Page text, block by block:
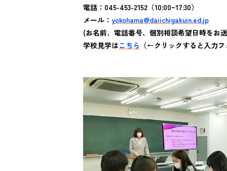
電話：045-453-2152（10:00~17:30）
メール： yokohama@daiichigakuin.ed.jp
(お名前、電話番号、個別相談希望日時をお
学校見学はこちら （←クリックすると入力